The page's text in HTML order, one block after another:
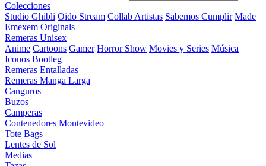
Colecciones
Studio Ghibli Oido Stream Collab Artistas Sabemos Cumplir Made
Emexem Originals
Remeras Unisex
Anime Cartoons Gamer Horror Show Movies y Series Música
Iconos Bootleg
Remeras Entalladas
Remeras Manga Larga
Canguros
Buzos
Camperas
Contenedores Montevideo
Tote Bags
Lentes de Sol
Medias